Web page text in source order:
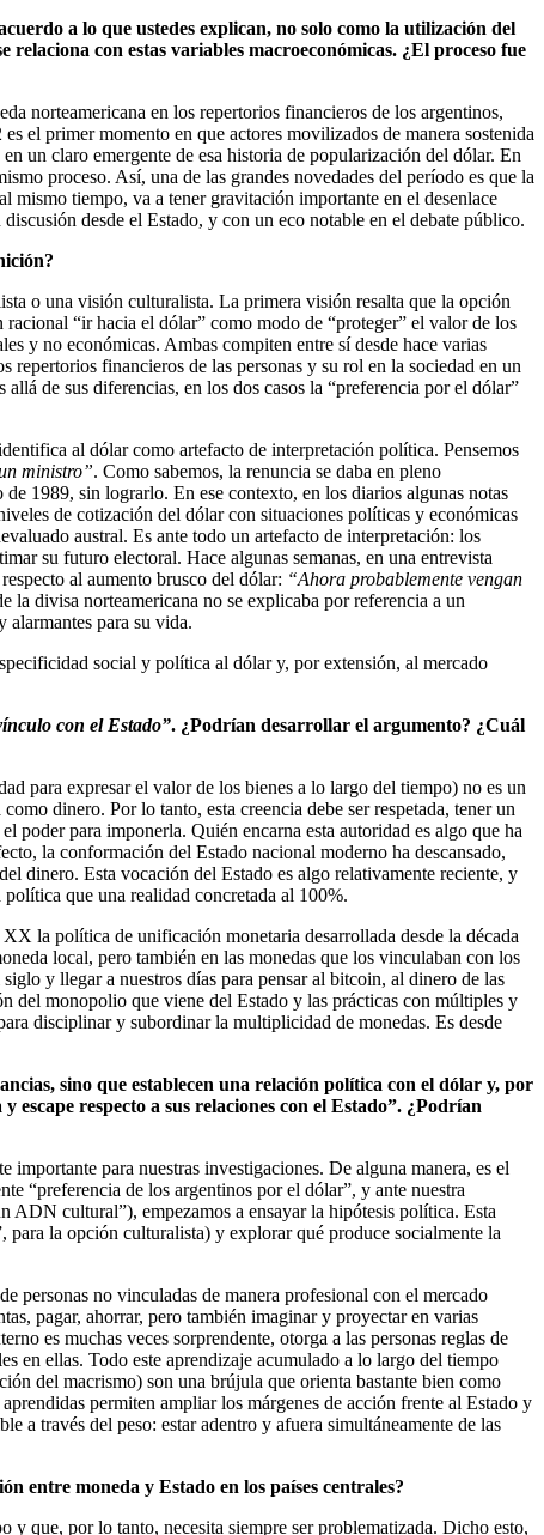
a lo que ustedes explican, no solo como la utilización del
con estas variables macroeconómicas. ¿El proceso fue
norteamericana en los repertorios financieros de los argentinos,
el primer momento en que actores movilizados de manera sostenida
un claro emergente de esa historia de popularización del dólar. En
proceso. Así, una de las grandes novedades del período es que la
mismo tiempo, va a tener gravitación importante en el desenlace
desde el Estado, y con un eco notable en el debate público.
o una visión culturalista. La primera visión resalta que la opción
“ir hacia el dólar” como modo de “proteger” el valor de los
y no económicas. Ambas compiten entre sí desde hace varias
repertorios financieros de las personas y su rol en la sociedad en un
de sus diferencias, en los dos casos la “preferencia por el dólar”
al dólar como artefacto de interpretación política. Pensemos
ministro”. Como sabemos, la renuncia se daba en pleno
1989, sin lograrlo. En ese contexto, en los diarios algunas notas
de cotización del dólar con situaciones políticas y económicas
austral. Es ante todo un artefacto de interpretación: los
su futuro electoral. Hace algunas semanas, en una entrevista
al aumento brusco del dólar: “Ahora probablemente vengan
la divisa norteamericana no se explicaba por referencia a un
para su vida.
social y política al dólar y, por extensión, al mercado
con el Estado”. ¿Podrían desarrollar el argumento? ¿Cuál
para expresar el valor de los bienes a lo largo del tiempo) no es un
dinero. Por lo tanto, esta creencia debe ser respetada, tener un
poder para imponerla. Quién encarna esta autoridad es algo que ha
la conformación del Estado nacional moderno ha descansado,
dinero. Esta vocación del Estado es algo relativamente reciente, y
que una realidad concretada al 100%.
la política de unificación monetaria desarrollada desde la década
local, pero también en las monedas que los vinculaban con los
y llegar a nuestros días para pensar al bitcoin, al dinero de las
del monopolio que viene del Estado y las prácticas con múltiples y
disciplinar y subordinar la multiplicidad de monedas. Es desde
sino que establecen una relación política con el dólar y, por
respecto a sus relaciones con el Estado”. ¿Podrían
para nuestras investigaciones. De alguna manera, es el
“preferencia de los argentinos por el dólar”, y ante nuestra
ADN cultural”), empezamos a ensayar la hipótesis política. Esta
para la opción culturalista) y explorar qué produce socialmente la
personas no vinculadas de manera profesional con el mercado
pagar, ahorrar, pero también imaginar y proyectar en varias
es muchas veces sorprendente, otorga a las personas reglas de
en ellas. Todo este aprendizaje acumulado a lo largo del tiempo
del macrismo) son una brújula que orienta bastante bien como
permiten ampliar los márgenes de acción frente al Estado y
a través del peso: estar adentro y afuera simultáneamente de las
entre moneda y Estado en los países centrales?
que, por lo tanto, necesita siempre ser problematizada. Dicho esto,